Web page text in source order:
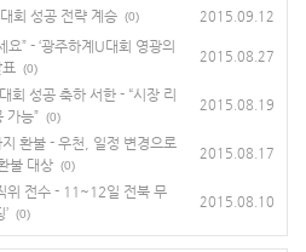
회 성공 전략 계승 (0) 2015.09.12
” - ‘광주하계U대회 영광의
(0)
2015.08.27
회 성공 축하 서한 - “시장 리
가능” (0)
2015.08.19
환불 - 우천, 일정 변경으로
불 대상 (0)
2015.08.17
위 전수 - 11~12일 전북 무
(0)
2015.08.10